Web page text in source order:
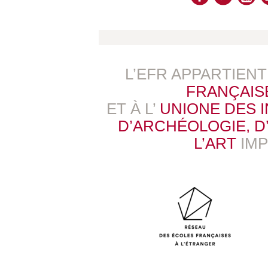
L’EFR
ET À L’ UNIONE DES
D’ARCHÉOLOGIE,
L’ART